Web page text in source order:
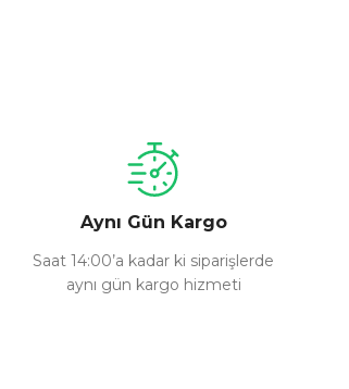
Aynı Gün Kargo
Saat 14:00’a kadar ki siparişlerde
aynı gün kargo hizmeti